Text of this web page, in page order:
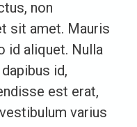
non
sit amet. Mauris
id aliquet. Nulla
id,
est erat,
varius